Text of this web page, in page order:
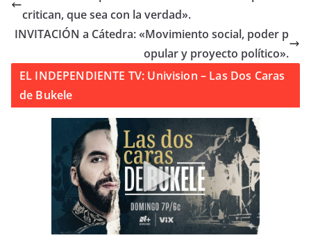
critican, que sea con la verdad».
INVITACIÓN a Cátedra: «Movimiento social, poder p
opular y proyecto político».
EL INDEPENDIENTE TV: Univision – Las Dos Caras
de Bukele